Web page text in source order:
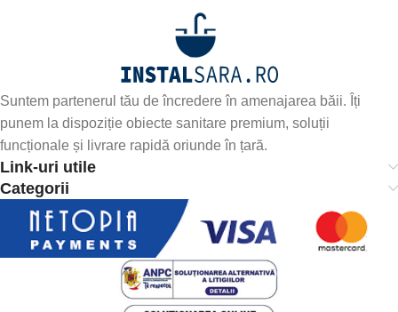
Suntem partenerul tău de încredere în amenajarea băii. Îți
punem la dispoziție obiecte sanitare premium, soluții
funcționale și livrare rapidă oriunde în țară.
Link-uri utile
Categorii